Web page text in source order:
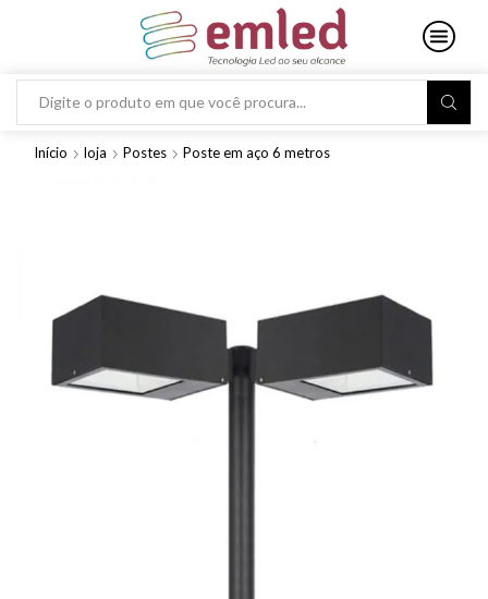
Search
Início loja Postes Poste em aço 6 metros